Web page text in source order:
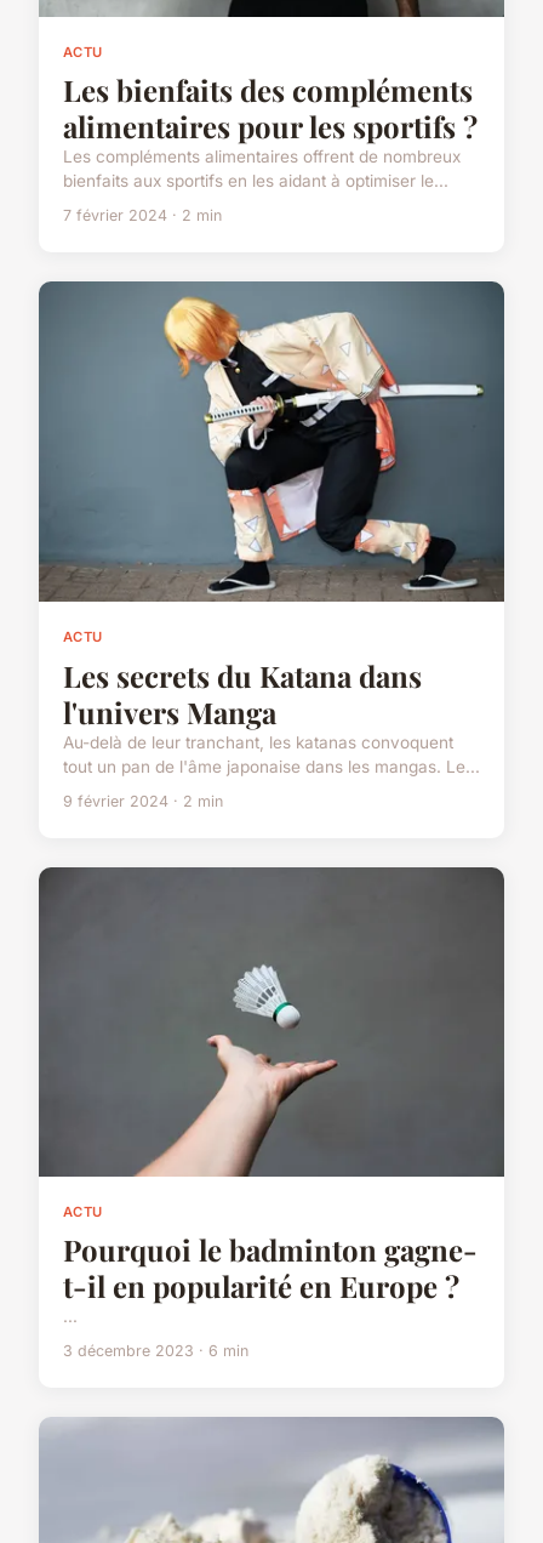
ACTU
Les bienfaits des compléments
alimentaires pour les sportifs ?
Les compléments alimentaires offrent de nombreux
bienfaits aux sportifs en les aidant à optimiser le...
7 février 2024 · 2 min
ACTU
Les secrets du Katana dans
l'univers Manga
Au-delà de leur tranchant, les katanas convoquent
tout un pan de l'âme japonaise dans les mangas. Le...
9 février 2024 · 2 min
ACTU
Pourquoi le badminton gagne-
t-il en popularité en Europe ?
...
3 décembre 2023 · 6 min